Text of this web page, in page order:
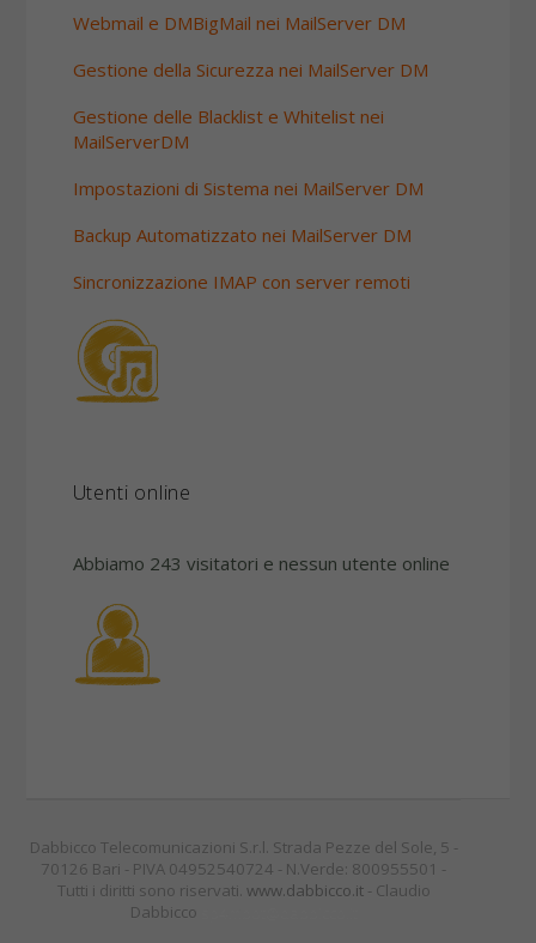
Webmail e DMBigMail nei MailServer DM
Gestione della Sicurezza nei MailServer DM
Gestione delle Blacklist e Whitelist nei
MailServerDM
Impostazioni di Sistema nei MailServer DM
Backup Automatizzato nei MailServer DM
Sincronizzazione IMAP con server remoti
Utenti online
Abbiamo 243 visitatori e nessun utente online
Dabbicco Telecomunicazioni S.r.l. Strada Pezze del Sole, 5 -
70126 Bari - PIVA 04952540724 - N.Verde: 800955501 -
Tutti i diritti sono riservati. www.dabbicco.it- Claudio
Dabbicco